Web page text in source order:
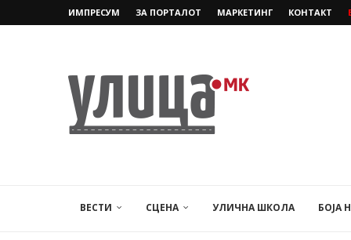
ИМПРЕСУМ ЗА ПОРТАЛОТ МАРКЕТИНГ КОНТАКТ
ВЕСТИ СЦЕНА УЛИЧНА ШКОЛА БОЈА